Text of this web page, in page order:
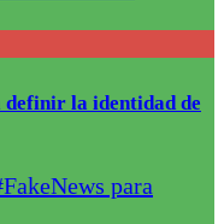
la identidad de